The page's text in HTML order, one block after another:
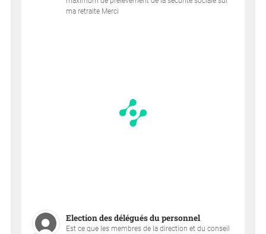
ma retraite Merci
Election des délégués du personnel
Est ce que les membres de la direction et du conseil